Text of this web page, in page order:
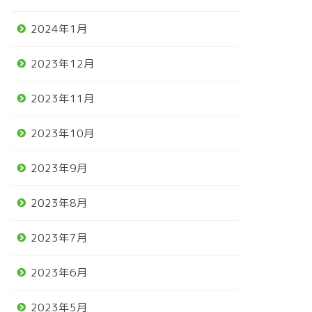
2024年1月
2023年12月
2023年11月
2023年10月
2023年9月
2023年8月
2023年7月
2023年6月
2023年5月